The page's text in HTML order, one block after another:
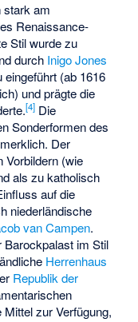
stark am
Renaissance-
Stil wurde zu
durch Inigo Jones
eingeführt (ab 1616
und prägte die
[4] Die
Sonderformen des
Der
Vorbildern (wie
als zu katholisch
auf die
niederländische
van Campen.
Barockpalast im Stil
Herrenhaus
Republik der
zur Verfügung,